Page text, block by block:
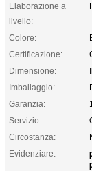
Elaborazione a
livello:
Colore:
Certificazione:
Dimensione:
Imballaggio:
Garanzia:
Servizio:
Circostanza:
Evidenziare: